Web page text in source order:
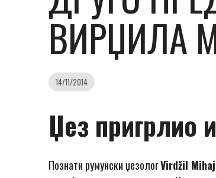
ВИРЏИЛА
14/11/2014
Џез пригрлио
Познати румунски џезологVirdžil